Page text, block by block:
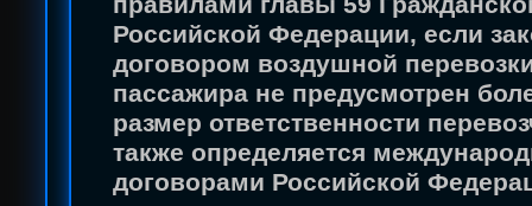
Российской Федерации, если
договором воздушной
пассажира не предусмотрен
размер ответственности
также определяется
договорами Российской